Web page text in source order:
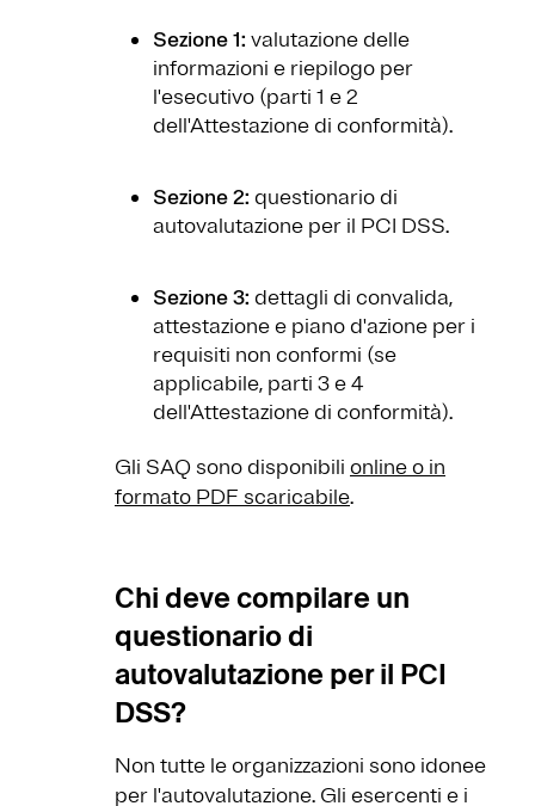
Sezione 1: valutazione delle
informazioni e riepilogo per
l'esecutivo (parti 1 e 2
dell'Attestazione di conformità).
Sezione 2: questionario di
autovalutazione per il PCI DSS.
Sezione 3: dettagli di convalida,
attestazione e piano d'azione per i
requisiti non conformi (se
applicabile, parti 3 e 4
dell'Attestazione di conformità).
Gli SAQ sono disponibili online o in
formato PDF scaricabile.
Chi deve compilare un
questionario di
autovalutazione per il PCI
DSS?
Non tutte le organizzazioni sono idonee
per l'autovalutazione. Gli esercenti e i